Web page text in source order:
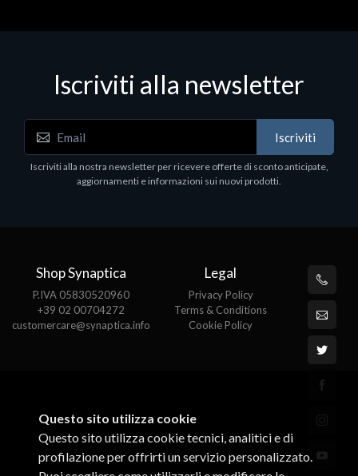
Processors - CPU
RYZEN 7 3800X 4.50GHZ 8 CORE
€534.58
Iscriviti alla newsletter
Iscriviti
Iscriviti alla nostra newsletter per ricevere offerte di sconto anticipate,
aggiornamenti e informazioni sui nuovi prodotti.
Shop Synaptica
P.IVA 05830520960
+39 02 00704272
customercare@synaptica.info
Legal
Privacy Policy
Terms & Conditions
Cookie Policy
Questo sito utilizza cookie
Questo sito utilizza cookie tecnici, analitici e di
profilazione per offrirti un servizio personalizzato.